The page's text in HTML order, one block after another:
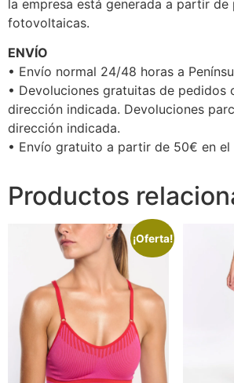
la empresa está generada a partir de
fotovoltaicas.
ENVÍO
• Envío normal 24/48 horas a
• Devoluciones gratuitas de pedidos
dirección indicada. Devoluciones
dirección indicada.
• Envío gratuito a partir de 50€ en el
Productos
¡Oferta!